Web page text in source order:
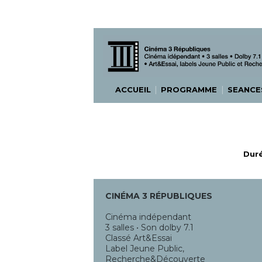
ACCUEIL | PROGRAMME |
CINÉMA 3 RÉPUBLIQUES
Cinéma indépendant
3 salles • Son dolby 7.1
Classé Art&Essai
Label Jeune Public,
Recherche&Découverte